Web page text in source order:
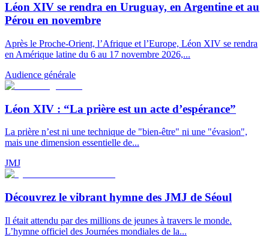
Léon XIV se rendra en Uruguay, en Argentine et au
Pérou en novembre
Après le Proche-Orient, l’Afrique et l’Europe, Léon XIV se rendra
en Amérique latine du 6 au 17 novembre 2026,...
Audience générale
Léon XIV : “La prière est un acte d’espérance”
La prière n’est ni une technique de "bien-être" ni une "évasion",
mais une dimension essentielle de...
JMJ
Découvrez le vibrant hymne des JMJ de Séoul
Il était attendu par des millions de jeunes à travers le monde.
L’hymne officiel des Journées mondiales de la...